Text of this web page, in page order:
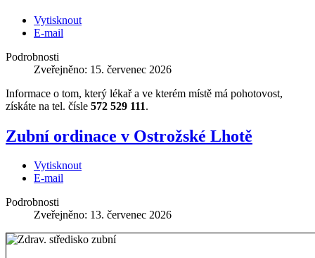
Vytisknout
E-mail
Podrobnosti
Zveřejněno: 15. červenec 2026
Informace o tom, který lékař a ve kterém místě má pohotovost,
získáte na tel. čísle 572 529 111.
Zubní ordinace v Ostrožské Lhotě
Vytisknout
E-mail
Podrobnosti
Zveřejněno: 13. červenec 2026